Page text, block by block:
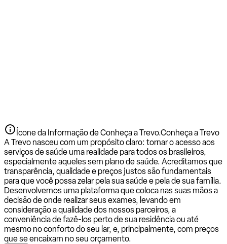
Ícone da Informação de Conheça a Trevo.Conheça a Trevo
A Trevo nasceu com um propósito claro: tornar o acesso aos
serviços de saúde uma realidade para todos os brasileiros,
especialmente aqueles sem plano de saúde. Acreditamos que
transparência, qualidade e preços justos são fundamentais
para que você possa zelar pela sua saúde e pela de sua família.
Desenvolvemos uma plataforma que coloca nas suas mãos a
decisão de onde realizar seus exames, levando em
consideração a qualidade dos nossos parceiros, a
conveniência de fazê-los perto de sua residência ou até
mesmo no conforto do seu lar, e, principalmente, com preços
que se encaixam no seu orçamento.